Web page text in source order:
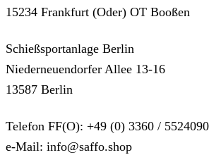
15234 Frankfurt (Oder) OT Booßen
Schießsportanlage Berlin
Niederneuendorfer Allee 13-16
13587 Berlin
Telefon FF(O): +49 (0) 3360 / 5524090
e-Mail: info@saffo.shop